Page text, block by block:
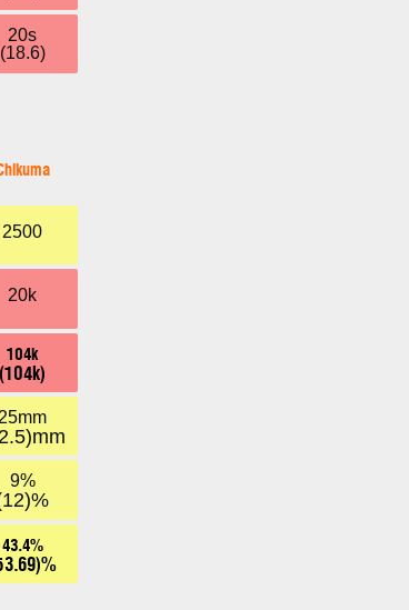
20s
(18.6)
2500
20k
104k
(104k)
25mm
9%
43.4%